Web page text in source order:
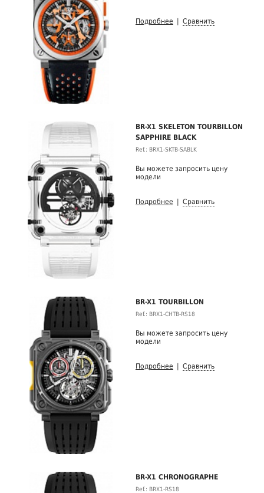
Подробнее Сравнить
BR-X1 SKELETON TOURBILLON
SAPPHIRE BLACK
Ref.: BRX1-SKTB-SABLK
Вы можете запросить цену
модели
Подробнее Сравнить
BR-X1 TOURBILLON
Ref.: BRX1-CHTB-RS18
Вы можете запросить цену
модели
Подробнее Сравнить
BR-X1 CHRONOGRAPHE
Ref.: BRX1-RS18